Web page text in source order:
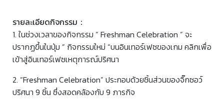
รายละเอียดกิจกรรม：
1. ในช่วงเวลาของกิจกรรม ” Freshman Celebration ” จะ
ปรากฏขึ้นในปุ่ม ” กิจกรรมใหม่ “บนอินเทอร์เฟซของเกม คลิกเพื่อ
เข้าสู่อินเทอร์เฟซเหตุการณ์ปริศนา
2. “Freshman Celebration” ประกอบด้วยชิ้นส่วนของจิ๊กซอว์
ปริศนา 9 ชิ้น ซึ่งสอดคล้องกับ 9 ภารกิจ